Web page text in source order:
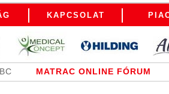
KAPCSOLAT
MATRAC ONLINE FÓRUM